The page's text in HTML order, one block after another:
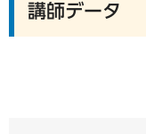
講師データ